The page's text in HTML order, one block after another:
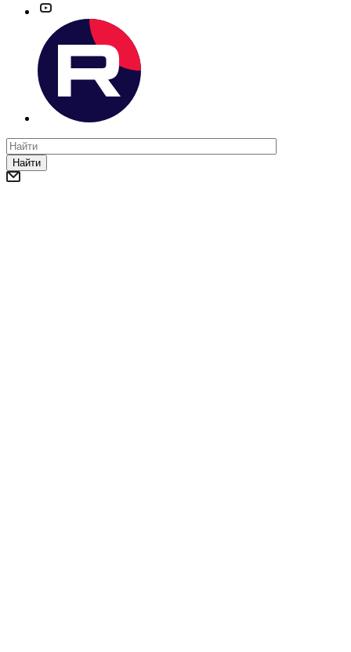
Найти